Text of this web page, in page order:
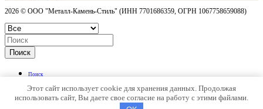
2026 © ООО "Металл-Камень-Стиль" (ИНН 7701686359, ОГРН 1067758659088)
Поиск
Поиск
Категории
Этот сайт использует cookie для хранения данных. Продолжая
использовать сайт, Вы даете свое согласие на работу с этими файлами.